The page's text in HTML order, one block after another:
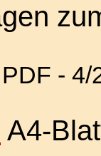
- 4/
A4-